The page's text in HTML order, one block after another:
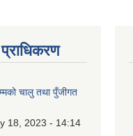
प्राधिकरण
चालु तथा पुँजीगत
18, 2023 - 14:14